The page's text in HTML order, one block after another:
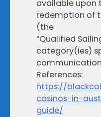
available upon
redemption of
(the
“Qualified
category(ies)
References:
https://
casinos-in-
guide/